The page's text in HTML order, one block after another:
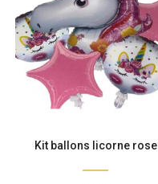
Kit ballons licorne rose